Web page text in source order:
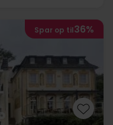
Spar op til36%